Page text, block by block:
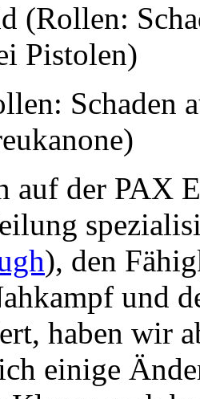
(Rollen:
Pistolen)
Schaden
auf der PAX
), den
und
haben wir
einige